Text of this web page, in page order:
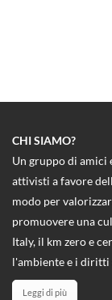
CHI SIAMO?
Un gruppo di
attivisti a favore
modo per
promuovere una
Italy, il km zero e
l'ambiente e i
Leggi di più